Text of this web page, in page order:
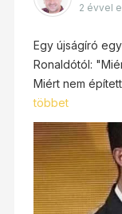
2 évvel
Egy újságíró
Ronaldótól:
Miért nem
többet